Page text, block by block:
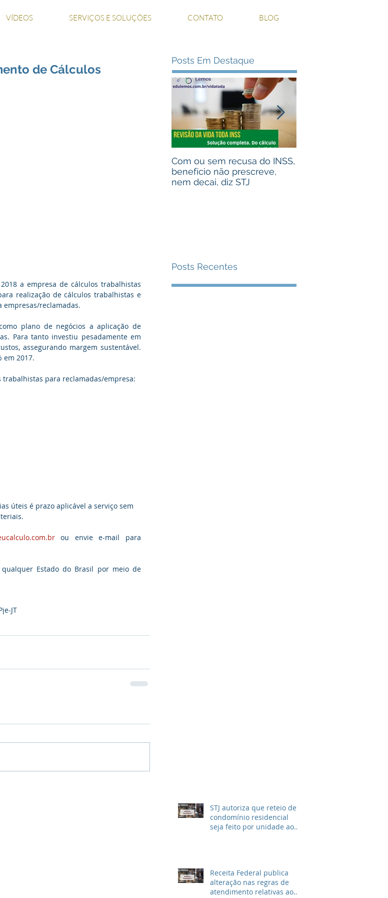
VÍDEOS SERVIÇOS E SOLUÇÕES CONTATO BLOG
de Cálculos
a empresa de cálculos trabalhistas
realização de cálculos trabalhistas e
empresas/reclamadas.
plano de negócios a aplicação de
Para tanto investiu pesadamente em
assegurando margem sustentável.
em 2017.
para reclamadas/empresa:
úteis é prazo aplicável a serviço sem
ou envie e-mail para
Estado do Brasil por meio de
JT
Posts Em Destaque
Com ou sem recusa do INSS,
benefício não prescreve,
nem decai, diz STJ
Posts Recentes
STJ autoriza que reteio de
condomínio residencial
seja feito por unidade ao
Receita Federal publica
alteração nas regras de
atendimento relativas ao